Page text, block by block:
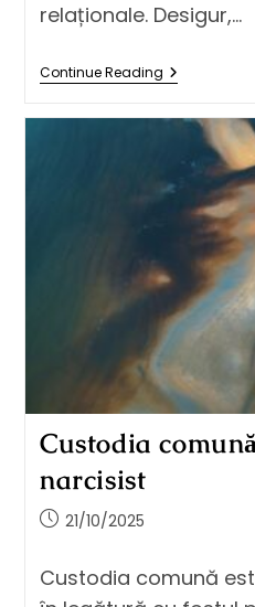
relaționale. Desigur,…
Continue Reading
Custodia
narcisist
21/10/2025
Custodia comună